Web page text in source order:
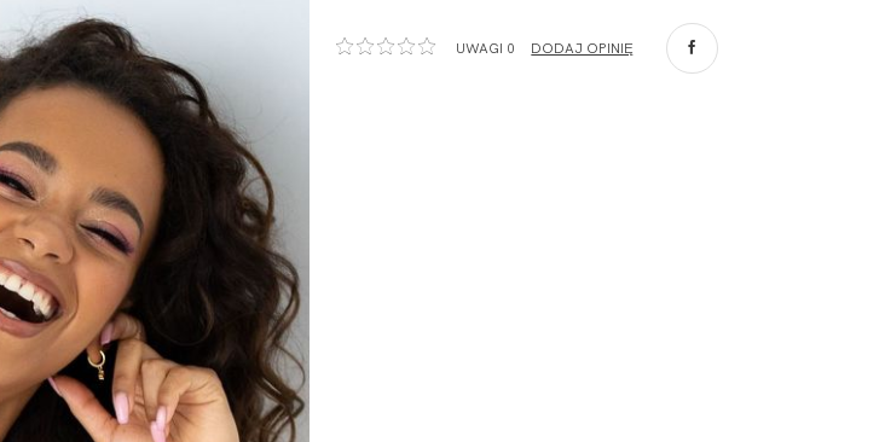
Ul. Sienkiewicza 73 lok. 7,
90-057
Łódź
Polska
PODMIOT ODPOWIEDZIALNY ZA
WPROWADZENIE DO UE
Fashiontex Group Sp.z o.o. Spółka
komandytowa
+48 42 719 43 15
biuro@fashiontexgroup.com
Ul. Sienkiewicza 73 lok. 7,
90-057
Łódź
Polska
UWAGI 0 DODAJ OPINIĘ